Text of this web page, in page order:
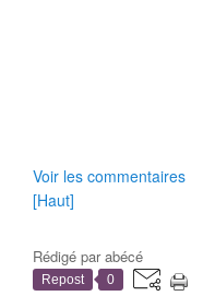
Voir les commentaires
[Haut]
Rédigé parabécé
Repost 0